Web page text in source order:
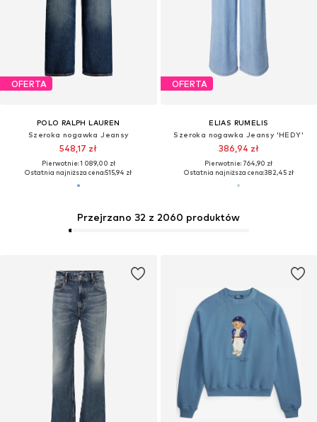
OFERTA
POLO RALPH LAUREN
Szeroka nogawka Jeansy
548,17 zł
Pierwotnie: 1 089,00 zł
Ostatnia najniższa cena:515,94 zł
OFERTA
ELIAS RUMELIS
Szeroka nogawka Jeansy 'HEDY'
386,94 zł
Pierwotnie: 764,90 zł
Ostatnia najniższa cena:382,45 zł
Przejrzano 32 z 2060 produktów